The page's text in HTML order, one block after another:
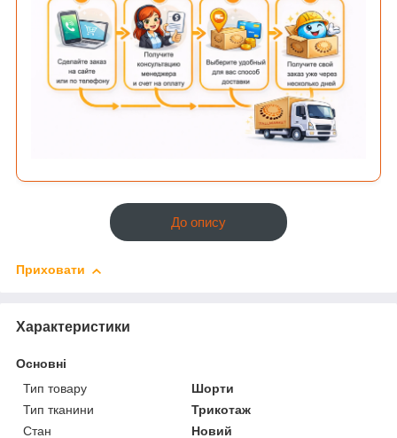
До опису
Приховати
Характеристики
Основні
Тип товару
Шорти
Тип тканини
Трикотаж
Стан
Новий